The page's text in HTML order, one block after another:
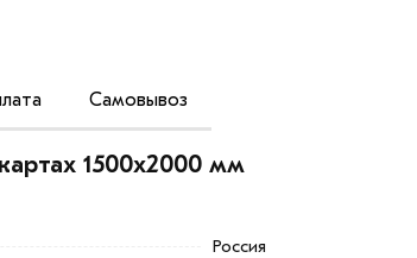
Самовывоз
усиленное сварное полотно, широко
мм методом точечной сварки. Это
каркасов, ограждений и других
1500х2000 мм
Россия